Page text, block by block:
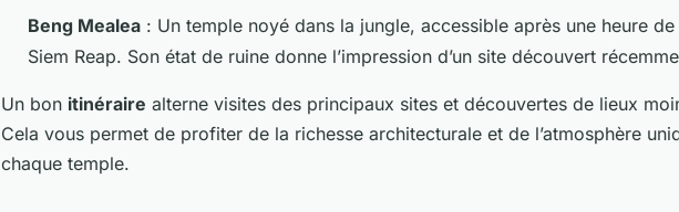
Beng Mealea : Un temple noyé dans la jungle, accessible après une heure
Siem Reap. Son état de ruine donne l’impression d’un site découvert
Un bon itinéraire alterne visites des principaux sites et découvertes de lieux
Cela vous permet de profiter de la richesse architecturale et de l’atmosphère
chaque temple.